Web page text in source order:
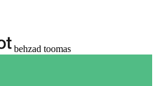
behzad toomas